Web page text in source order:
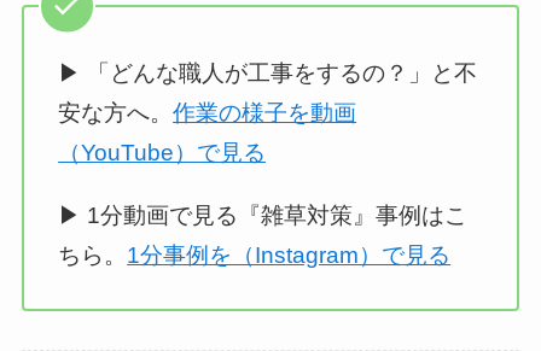
▶ 「どんな職人が工事をするの？」と不
安な方へ。作業の様子を動画
（YouTube）で見る
▶ 1分動画で見る『雑草対策』事例はこ
ちら。 1分事例を（Instagram）で見る